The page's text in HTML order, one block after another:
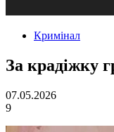
Кримінал
За крадіжку
07.05.2026
9